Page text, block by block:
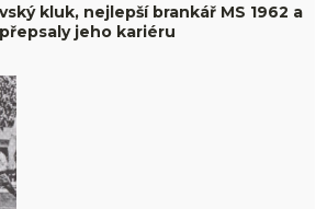
kluk, nejlepší brankář MS 1962 a
jeho kariéru